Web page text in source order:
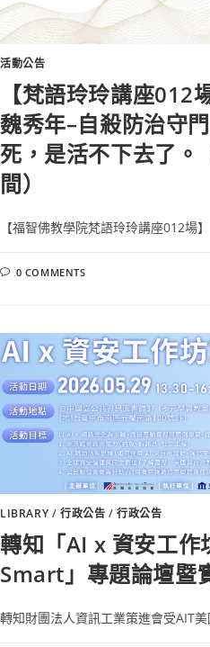
活動公告
【梵語玲玲講座012
魏秀年–自殺防治守
死，是活不下去了。
間）
【福智佛教學院梵語玲玲講座012場
0 COMMENTS
LIBRARY /行政公告 /行政公告
轉知「AI x 資安工
Smart」專題論壇暨
轉知財團法人資訊工業策進會受AIT